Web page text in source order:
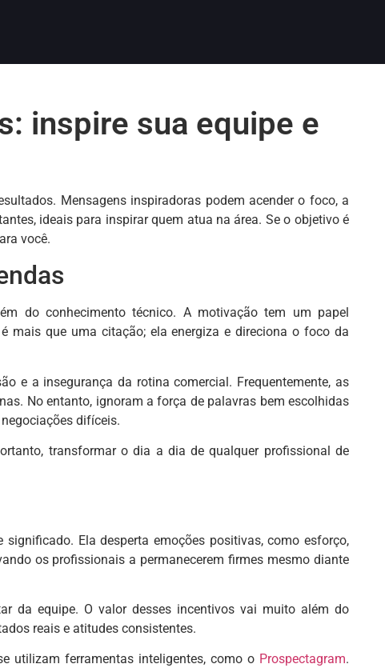
inspire sua equipe e
Mensagens inspiradoras podem acender o foco, a
ideais para inspirar quem atua na área. Se o objetivo é
você.
do conhecimento técnico. A motivação tem um papel
mais que uma citação; ela energiza e direciona o foco da
e a insegurança da rotina comercial. Frequentemente, as
No entanto, ignoram a força de palavras bem escolhidas
difíceis.
transformar o dia a dia de qualquer profissional de
Ela desperta emoções positivas, como esforço,
os profissionais a permanecerem firmes mesmo diante
da equipe. O valor desses incentivos vai muito além do
reais e atitudes consistentes.
utilizam ferramentas inteligentes, como o Prospectagram.